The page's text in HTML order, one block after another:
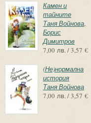
Камен и
тайните
Таня Войнова,
Борис
Димитров
7,00 лв. / 3,57 €
(Не)нормална
история
Таня Войнова
7,00 лв. / 3,57 €